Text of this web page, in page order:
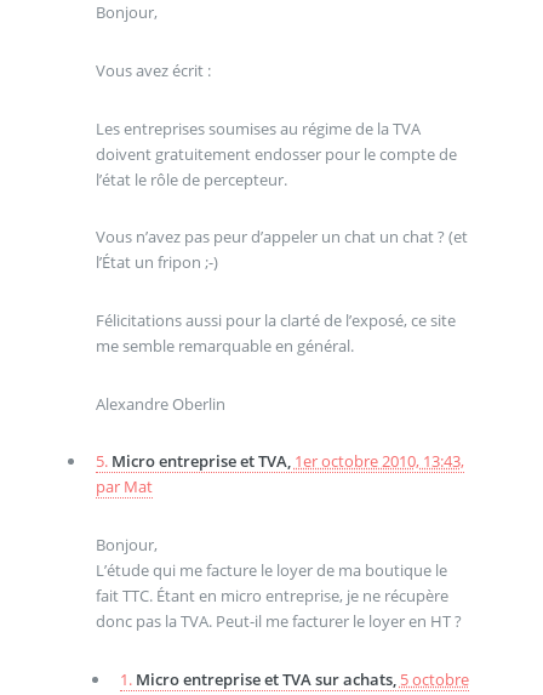
Bonjour,
Vous avez écrit :
Les entreprises soumises au régime de la TVA
doivent gratuitement endosser pour le compte de
l’état le rôle de percepteur.
Vous n’avez pas peur d’appeler un chat un chat ? (et
l’État un fripon ;-)
Félicitations aussi pour la clarté de l’exposé, ce site
me semble remarquable en général.
Alexandre Oberlin
5. Micro entreprise et TVA, 1er octobre 2010, 13:43,
par Mat
Bonjour,
L’étude qui me facture le loyer de ma boutique le
fait TTC. Étant en micro entreprise, je ne récupère
donc pas la TVA. Peut-il me facturer le loyer en HT ?
1. Micro entreprise et TVA sur achats, 5 octobre